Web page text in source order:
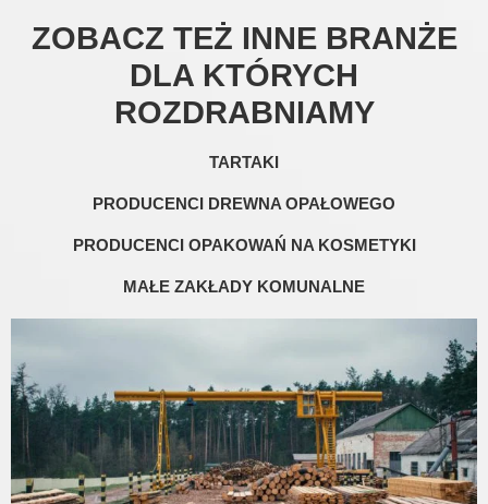
ZOBACZ TEŻ INNE BRANŻE
DLA KTÓRYCH
ROZDRABNIAMY
TARTAKI
PRODUCENCI DREWNA OPAŁOWEGO
PRODUCENCI OPAKOWAŃ NA KOSMETYKI
MAŁE ZAKŁADY KOMUNALNE